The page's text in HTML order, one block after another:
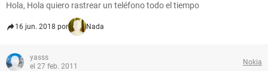
Hola, Hola quiero rastrear un teléfono todo el tiempo
16 jun. 2018 por Nada
yasss
el 27 feb. 2011
Nokia